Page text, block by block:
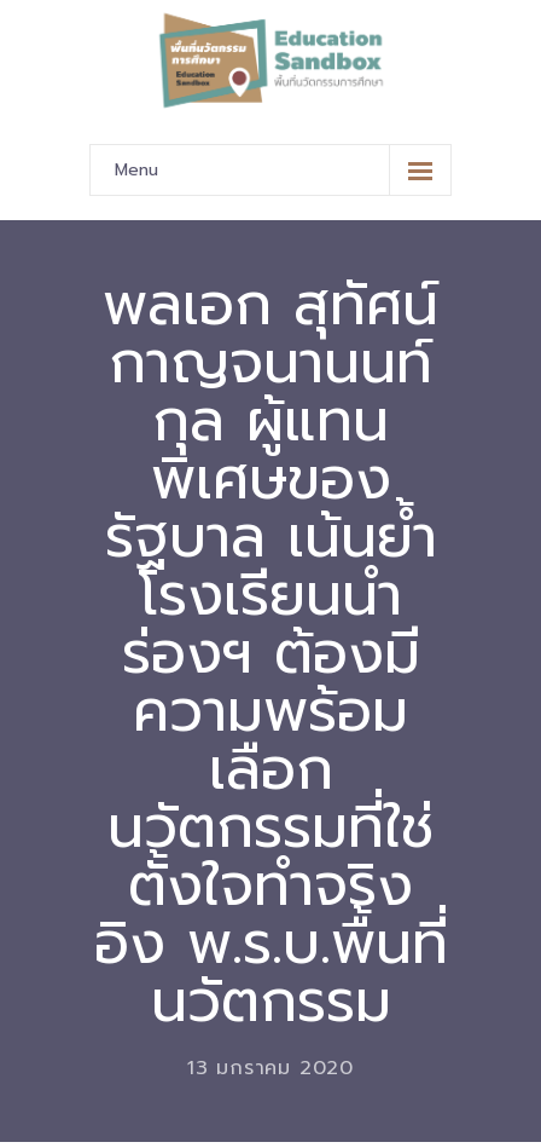
Menu
หน้าหลัก
-- มาตรฐานข้อมูลและมาตรฐานการแลกเปลี่ยนข้อมูล
-- สถานศึกษานำร่อง
-- EdusandboxGM
-- วีดิทัศน์นำเสนอสถานศึกษานำร่อง
-- ปฏิทินการขับเคลื่อนพื้นที่นวัตกรรมการศึกษา
Download
-- หนังสือและเอกสาร
-- กฎหมาย
---- เจตนารมณ์ของ พ.ร.บ.
---- พ.ร.บ. และอนุบัญญัติ
---- พ.ร.ฎ. ขยายเวลาใช้บังคับ พ.ร.บ.พื้นที่นวัตกรรมการ
ศึกษา พ.ศ. 252 พ.ศ. 2569
---- รายงานการประเมินผลสัมฤทธิ์ พ.ร.บ.พื้นที่นวัตกรรม
การศึกษา พ.ศ. 2562
---- รับฟังความคิดเห็นร่าง พ.ร.ฎ. ฯ
พลเอก สุทัศน์
กาญจนานนท์
กุล ผู้แทน
พิเศษของ
รัฐบาล เน้นย้ำ
โรงเรียนนำ
ร่องฯ ต้องมี
ความพร้อม
เลือก
นวัตกรรมที่ใช่
ตั้งใจทำจริง
อิง พ.ร.บ.พื้นที่
นวัตกรรม
13 มกราคม 2020